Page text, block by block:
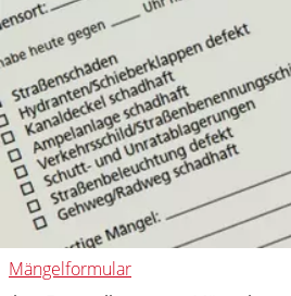
Mängelformular